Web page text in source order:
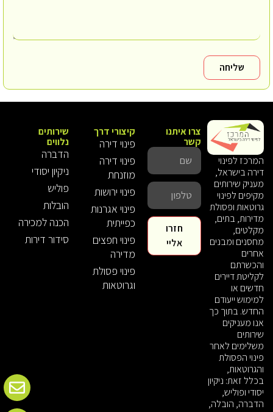
שליחה
המרכז לפינוי
דירה בישראל,
מעניק שירותים
מקיפים לפינוי
גרוטאות ופסולת
מדירות, בתים,
מקלטים,
מחסנים ומבנים
אחרים
והכשרתם
לקליטת דיירים
חדשים או
למימוש ייעודם
החדש. בתוך כך
אנו מעניקים
שירותים
משלימים לאחר
פינוי הפסולת
והגרוטאות,
בכלל זאת: ניקיון
יסודי ופוליש,
הדברה, הובלה,
קיצורי דרך
פינוי דירה
פינוי דירה
מוזנחת
פינוי ירושות
פינוי אגרנות
כפייתית
פינוי חפצים
מדירה
פינוי פסולת
וגרוטאות
שירותים
נלווים
הדברה
ניקיון יסודי
פוליש
הובלות
הכנה למכירה
סידור דירות
צרו איתנו
קשר
חזרו
אליי